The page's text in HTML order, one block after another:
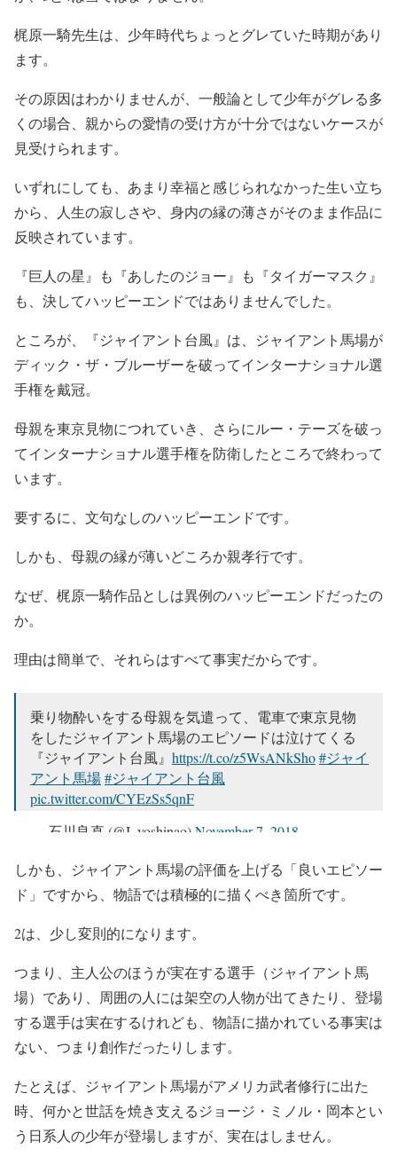
梶原一騎先生は、少年時代ちょっとグレていた時期があり
ます。
その原因はわかりませんが、一般論として少年がグレる多
くの場合、親からの愛情の受け方が十分ではないケースが
見受けられます。
いずれにしても、あまり幸福と感じられなかった生い立ち
から、人生の寂しさや、身内の縁の薄さがそのまま作品に
反映されています。
『巨人の星』も『あしたのジョー』も『タイガーマスク』
も、決してハッピーエンドではありませんでした。
ところが、『ジャイアント台風』は、ジャイアント馬場が
ディック・ザ・ブルーザーを破ってインターナショナル選
手権を戴冠。
母親を東京見物につれていき、さらにルー・テーズを破っ
てインターナショナル選手権を防衛したところで終わって
います。
要するに、文句なしのハッピーエンドです。
しかも、母親の縁が薄いどころか親孝行です。
なぜ、梶原一騎作品としは異例のハッピーエンドだったの
か。
理由は簡単で、それらはすべて事実だからです。
乗り物酔いをする母親を気遣って、電車で東京見物
をしたジャイアント馬場のエピソードは泣けてくる
『ジャイアント台風』 https://t.co/z5WsANkSho#ジャイ
アント馬場#ジャイアント台風
pic.twitter.com/CYEzSs5qnF
— 石川良直 (@I_yoshinao)November 7, 2018
しかも、ジャイアント馬場の評価を上げる「良いエピソー
ド」ですから、物語では積極的に描くべき箇所です。
2は、少し変則的になります。
つまり、主人公のほうが実在する選手（ジャイアント馬
場）であり、周囲の人には架空の人物が出てきたり、登場
する選手は実在するけれども、物語に描かれている事実は
ない、つまり創作だったりします。
たとえば、ジャイアント馬場がアメリカ武者修行に出た
時、何かと世話を焼き支えるジョージ・ミノル・岡本とい
う日系人の少年が登場しますが、実在はしません。